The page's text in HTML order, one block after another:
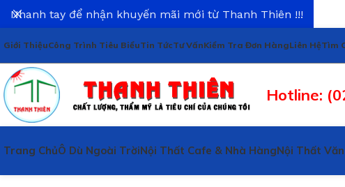
Giới ThiệuCông Trình Tiêu BiểuTin TứcTư VấnKiểm Tra Đơn HàngLiên HệTìm
Hotline:
Trang ChủÔ Dù Ngoài TrờiNội Thất Cafe & Nhà HàngNội Thất
Nhanh tay để nhận khuyến mãi mới từ Thanh Thiên !!!